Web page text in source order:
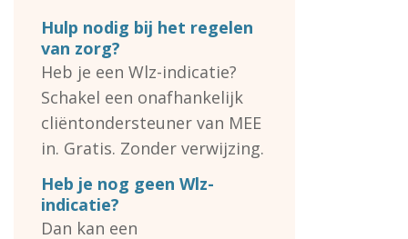
Hulp nodig bij het regelen
van zorg?
Heb je een Wlz-indicatie?
Schakel een onafhankelijk
cliëntondersteuner van MEE
in. Gratis. Zonder verwijzing.
Heb je nog geen Wlz-
indicatie?
Dan kan een